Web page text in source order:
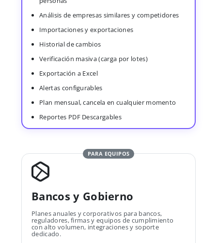
Análisis de empresas similares y competidores
Importaciones y exportaciones
Historial de cambios
Verificación masiva (carga por lotes)
Exportación a Excel
Alertas configurables
Plan mensual, cancela en cualquier momento
Reportes PDF Descargables
PARA EQUIPOS
Bancos y Gobierno
Planes anuales y corporativos para bancos,
reguladores, firmas y equipos de cumplimiento
con alto volumen, integraciones y soporte
dedicado.